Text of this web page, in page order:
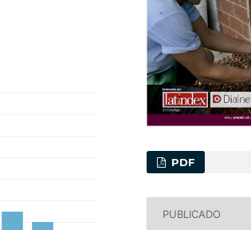
PDF
PUBLICADO